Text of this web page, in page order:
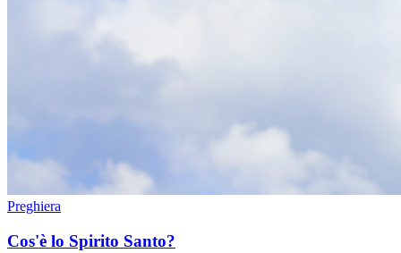
Preghiera
Cos'è lo Spirito Santo?